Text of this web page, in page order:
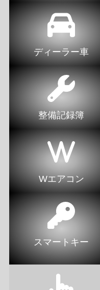
ディーラー車
整備記録簿
Wエアコン
スマートキー